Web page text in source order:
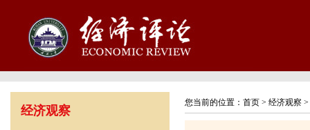
经济观察
您当前的位置： 首页 > 经济观察 >